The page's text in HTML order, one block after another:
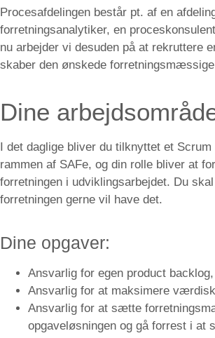
Procesafdelingen består pt. af en
forretningsanalytiker, en
nu arbejder vi desuden på at rekruttere
skaber den ønskede
Dine
I det daglige bliver du tilknyttet et
rammen af SAFe, og din rolle bliver at
forretningen i udviklingsarbejdet. Du
forretningen gerne vil have det.
Dine opgaver:
Ansvarlig for egen product
Ansvarlig for at maksimere
Ansvarlig for at sætte
opgaveløsningen og gå forrest i